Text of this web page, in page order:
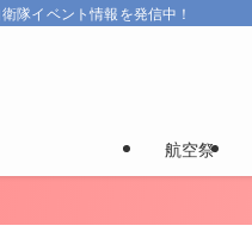
隊イベント情報を発信中！
航空祭